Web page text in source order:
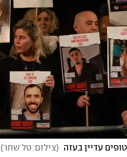
(צילום: טל שחר)